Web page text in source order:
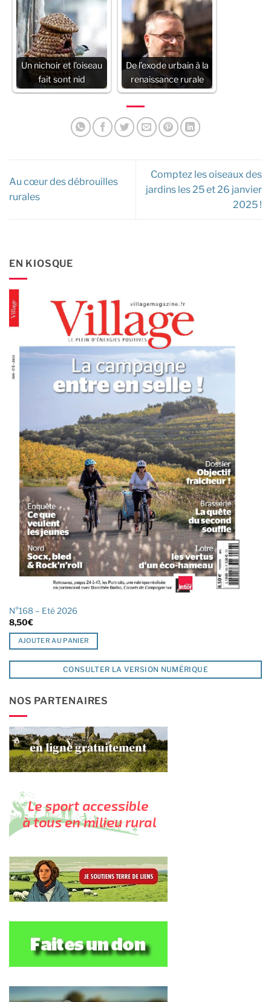
Un nichoir et l’oiseau
fait sont nid
De l’exode urbain à la
renaissance rurale
Au cœur des débrouilles
rurales
Comptez les oiseaux des
jardins les 25 et 26 janvier
2025 !
EN KIOSQUE
N°168 – Eté 2026
8,50€
AJOUTER AU PANIER
CONSULTER LA VERSION NUMÉRIQUE
NOS PARTENAIRES